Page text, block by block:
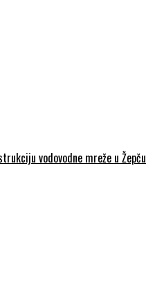
vodovodne mreže u Žepču